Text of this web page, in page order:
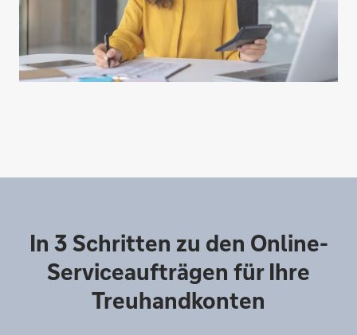
Notare
In 3 Schritten zu den Online-
Serviceaufträgen für Ihre
Treuhandkonten